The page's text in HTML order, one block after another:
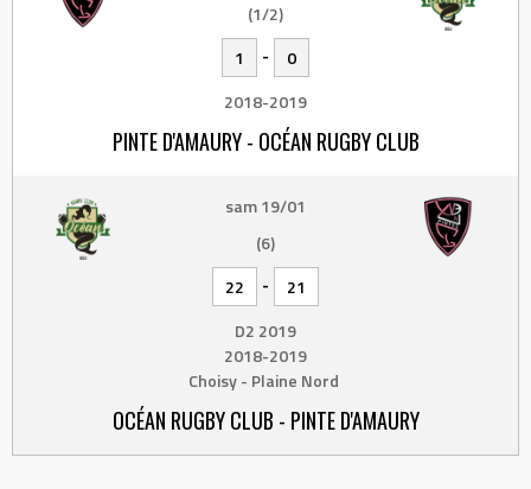
(1/2)
1
-
0
2018-2019
PINTE D'AMAURY - OCÉAN RUGBY CLUB
sam 19/01
(6)
22
-
21
D2 2019
2018-2019
Choisy - Plaine Nord
OCÉAN RUGBY CLUB - PINTE D'AMAURY